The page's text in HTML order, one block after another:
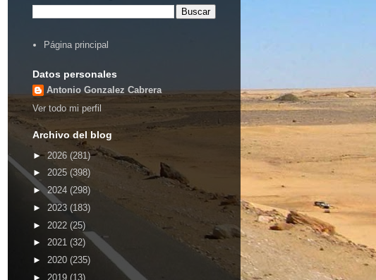
Página principal
Datos personales
Antonio Gonzalez Cabrera
Ver todo mi perfil
Archivo del blog
► 2026 (281)
► 2025 (398)
►2024 (298)
► 2023 (183)
► 2022 (25)
► 2021 (32)
► 2020 (235)
► 2019 (13)